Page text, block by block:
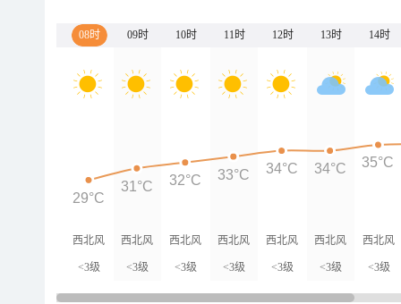
08时 09时 10时 11时 12时 13时 14时
西北风
<3级
西北风
<3级
西北风
<3级
西北风
<3级
西北风
<3级
西北风
<3级
西北风
<3级
29°C
31°C 32°C 33°C 34°C 34°C 35°C